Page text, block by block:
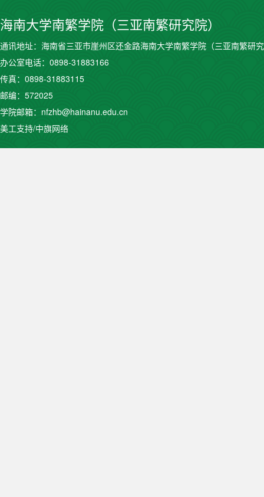
海南大学南繁学院（三亚南繁研究院）
通讯地址：海南省三亚市崖州区还金路海南大学南繁学院（三亚南繁研
办公室电话：0898-31883166
传真：0898-31883115
邮编：572025
学院邮箱：nfzhb@hainanu.edu.cn
美工支持/中旗网络